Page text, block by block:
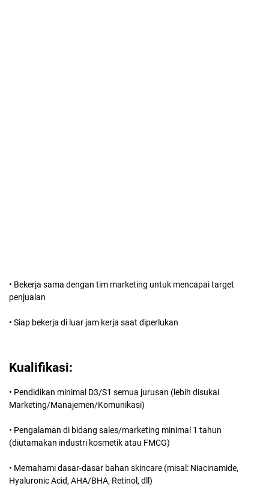
• Bekerja sama dengan tim marketing untuk mencapai target
penjualan
• Siap bekerja di luar jam kerja saat diperlukan
Kualifikasi:
• Pendidikan minimal D3/S1 semua jurusan (lebih disukai
Marketing/Manajemen/Komunikasi)
• Pengalaman di bidang sales/marketing minimal 1 tahun
(diutamakan industri kosmetik atau FMCG)
• Memahami dasar-dasar bahan skincare (misal: Niacinamide,
Hyaluronic Acid, AHA/BHA, Retinol, dll)